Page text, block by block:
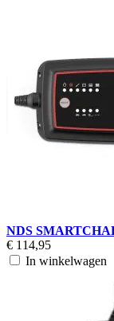
NDS
€ 114,95
In winkelwagen